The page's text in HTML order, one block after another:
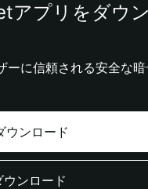
アプリをダウ
ーに信頼される安全な暗
ウンロード
ンロード